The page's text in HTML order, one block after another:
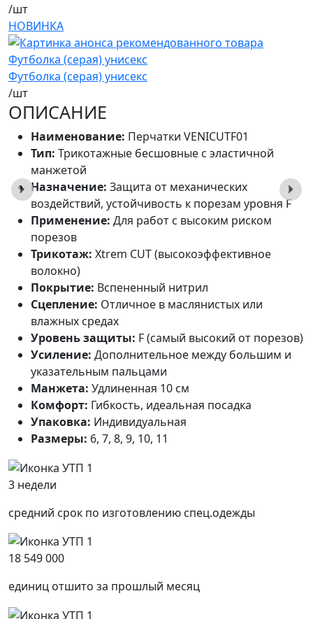
/шт
НОВИНКА
Футболка (серая) унисекс
/шт
ОПИСАНИЕ
Наименование: Перчатки VENICUTF01
Тип: Трикотажные бесшовные с эластичной
манжетой
Назначение: Защита от механических
воздействий, устойчивость к порезам уровня F
Применение: Для работ с высоким риском
порезов
Трикотаж: Xtrem CUT (высокоэффективное
волокно)
Покрытие: Вспененный нитрил
Сцепление: Отличное в маслянистых или
влажных средах
Уровень защиты: F (самый высокий от порезов)
Усиление: Дополнительное между большим и
указательным пальцами
Манжета: Удлиненная 10 см
Комфорт: Гибкость, идеальная посадка
Упаковка: Индивидуальная
Размеры: 6, 7, 8, 9, 10, 11
3 недели
средний срок по изготовлению спец.одежды
18 549 000
единиц отшито за прошлый месяц